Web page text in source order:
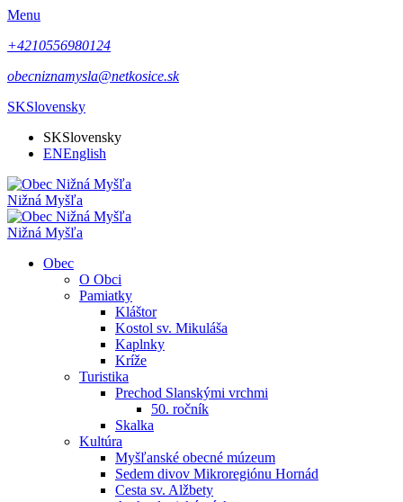
Menu
+4210556980124
obecniznamysla@netkosice.sk
SKSlovensky
SKSlovensky
ENEnglish
Nižná Myšľa
Nižná Myšľa
Obec
O Obci
Pamiatky
Kláštor
Kostol sv. Mikuláša
Kaplnky
Kríže
Turistika
Prechod Slanskými vrchmi
50. ročník
Skalka
Kultúra
Myšľanské obecné múzeum
Sedem divov Mikroregiónu Hornád
Cesta sv. Alžbety